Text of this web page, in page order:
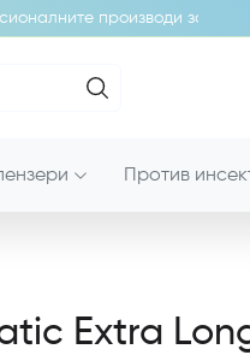
производи за
Против
Extra